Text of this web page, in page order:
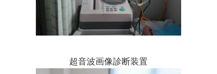
超音波画像診断装置